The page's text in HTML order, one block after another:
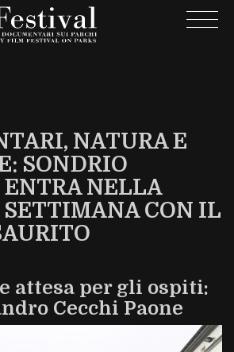
NATURA E
SONDRIO
NELLA
SETTIMANA CON IL
attesa per gli ospiti:
Cecchi Paone